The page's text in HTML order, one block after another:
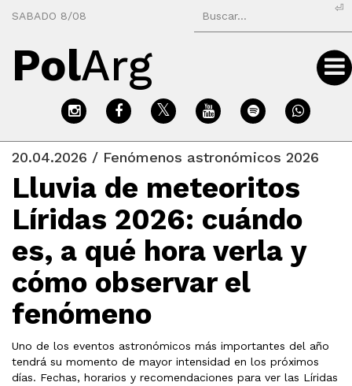
SABADO 8/08
⏎
PolArg
20.04.2026 / Fenómenos astronómicos 2026
Lluvia de meteoritos
Líridas 2026: cuándo
es, a qué hora verla y
cómo observar el
fenómeno
Uno de los eventos astronómicos más importantes del año
tendrá su momento de mayor intensidad en los próximos
días. Fechas, horarios y recomendaciones para ver las Líridas